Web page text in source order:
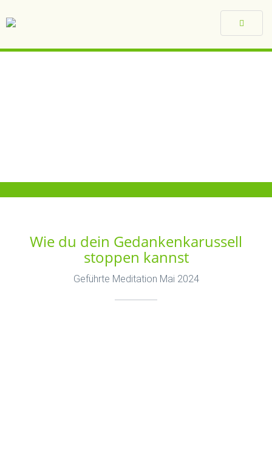
Toggle
Wie du dein Gedankenkarussell
stoppen kannst
Geführte Meditation Mai 2024